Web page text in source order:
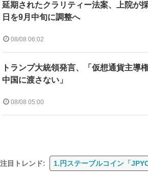
延期されたクラリティー法案、上院が
日を9月中旬に調整へ
08/08 06:02
トランプ大統領発言、「仮想通貨主導
中国に渡さない」
08/08 05:00
注目トレンド: 1.円ステーブルコイン「JPYC